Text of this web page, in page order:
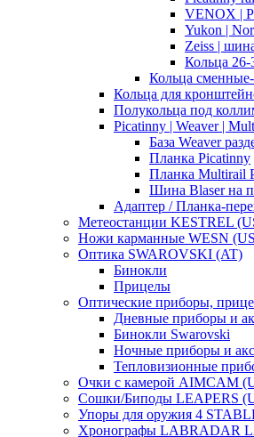
VENOX |
Yukon |
Zeiss |
Кольца
Кольца
Кольца для
Полукольца под
Picatinny | Weaver |
База Weaver
Планка Picatinny
Планка Multirail
Шина Blaser на
Адаптер / Планка-
Метеостанции KESTREL
Ножи карманные WESN
Оптика SWAROVSKI (AT)
Бинокли
Прицелы
Оптические приборы,
Дневные приборы и
Бинокли Swarovski
Ночные приборы и
Тепловизионные
Очки с камерой AIMCAM
Сошки/Биподы LEAPERS
Упоры для оружия 4
Хронографы LABRADAR